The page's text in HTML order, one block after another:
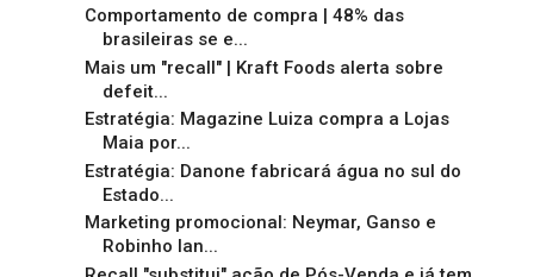
Comportamento de compra | 48% das
brasileiras se e...
Mais um "recall" | Kraft Foods alerta sobre
defeit...
Estratégia: Magazine Luiza compra a Lojas
Maia por...
Estratégia: Danone fabricará água no sul do
Estado...
Marketing promocional: Neymar, Ganso e
Robinho lan...